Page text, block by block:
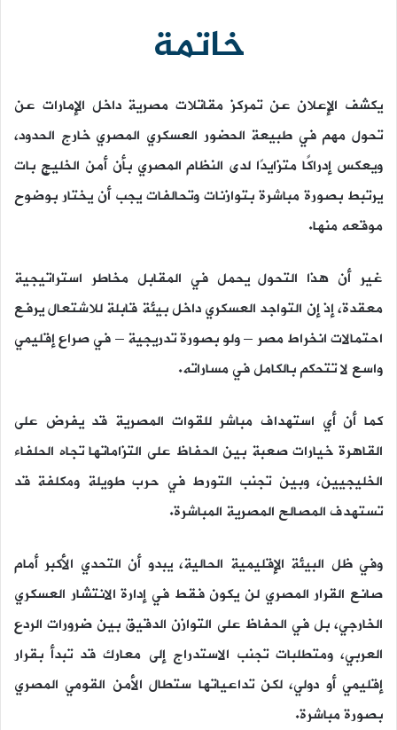
خاتمة
يكشف الإعلان عن تمركز مقاتلات مصرية داخل الإمارات عن
تحول مهم في طبيعة الحضور العسكري المصري خارج الحدود،
ويعكس إدراكًا متزايدًا لدى النظام المصري بأن أمن الخليج بات
يرتبط بصورة مباشرة بتوازنات وتحالفات يجب أن يختار بوضوح
موقعه منها.
غير أن هذا التحول يحمل في المقابل مخاطر استراتيجية
معقدة، إذ إن التواجد العسكري داخل بيئة قابلة للاشتعال يرفع
احتمالات انخراط مصر – ولو بصورة تدريجية – في صراع إقليمي
واسع لا تتحكم بالكامل في مساراته.
كما أن أي استهداف مباشر للقوات المصرية قد يفرض على
القاهرة خيارات صعبة بين الحفاظ على التزاماتها تجاه الحلفاء
الخليجيين، وبين تجنب التورط في حرب طويلة ومكلفة قد
تستهدف المصالح المصرية المباشرة.
وفي ظل البيئة الإقليمية الحالية، يبدو أن التحدي الأكبر أمام
صانع القرار المصري لن يكون فقط في إدارة الانتشار العسكري
الخارجي، بل في الحفاظ على التوازن الدقيق بين ضرورات الردع
العربي، ومتطلبات تجنب الاستدراج إلى معارك قد تبدأ بقرار
إقليمي أو دولي، لكن تداعياتها ستطال الأمن القومي المصري
بصورة مباشرة.